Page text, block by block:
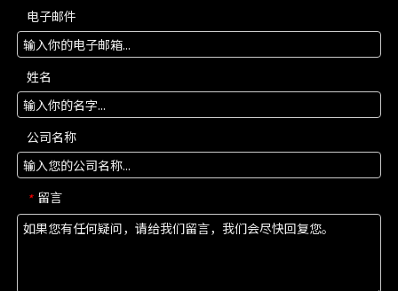
电子邮件
姓名
公司名称
* 留言